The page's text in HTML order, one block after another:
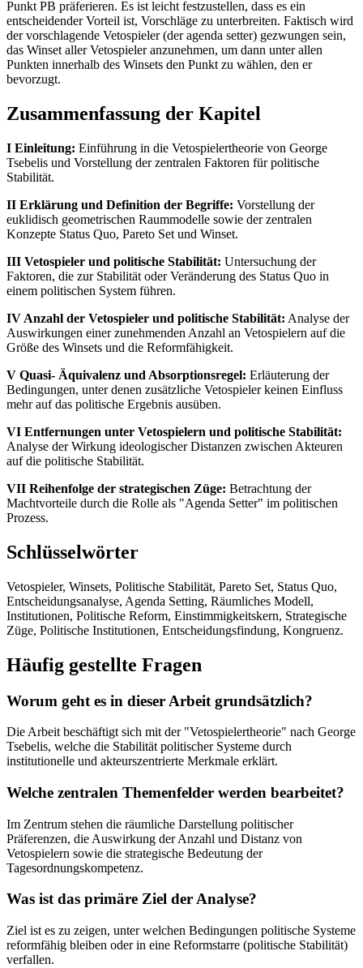
Punkt PB präferieren. Es ist leicht festzustellen, dass es ein
entscheidender Vorteil ist, Vorschläge zu unterbreiten. Faktisch wird
der vorschlagende Vetospieler (der agenda setter) gezwungen sein,
das Winset aller Vetospieler anzunehmen, um dann unter allen
Punkten innerhalb des Winsets den Punkt zu wählen, den er
bevorzugt.
Zusammenfassung der Kapitel
I Einleitung: Einführung in die Vetospielertheorie von George
Tsebelis und Vorstellung der zentralen Faktoren für politische
Stabilität.
II Erklärung und Definition der Begriffe: Vorstellung der
euklidisch geometrischen Raummodelle sowie der zentralen
Konzepte Status Quo, Pareto Set und Winset.
III Vetospieler und politische Stabilität: Untersuchung der
Faktoren, die zur Stabilität oder Veränderung des Status Quo in
einem politischen System führen.
IV Anzahl der Vetospieler und politische Stabilität: Analyse der
Auswirkungen einer zunehmenden Anzahl an Vetospielern auf die
Größe des Winsets und die Reformfähigkeit.
V Quasi- Äquivalenz und Absorptionsregel: Erläuterung der
Bedingungen, unter denen zusätzliche Vetospieler keinen Einfluss
mehr auf das politische Ergebnis ausüben.
VI Entfernungen unter Vetospielern und politische Stabilität:
Analyse der Wirkung ideologischer Distanzen zwischen Akteuren
auf die politische Stabilität.
VII Reihenfolge der strategischen Züge: Betrachtung der
Machtvorteile durch die Rolle als "Agenda Setter" im politischen
Prozess.
Schlüsselwörter
Vetospieler, Winsets, Politische Stabilität, Pareto Set, Status Quo,
Entscheidungsanalyse, Agenda Setting, Räumliches Modell,
Institutionen, Politische Reform, Einstimmigkeitskern, Strategische
Züge, Politische Institutionen, Entscheidungsfindung, Kongruenz.
Häufig gestellte Fragen
Worum geht es in dieser Arbeit grundsätzlich?
Die Arbeit beschäftigt sich mit der "Vetospielertheorie" nach George
Tsebelis, welche die Stabilität politischer Systeme durch
institutionelle und akteurszentrierte Merkmale erklärt.
Welche zentralen Themenfelder werden bearbeitet?
Im Zentrum stehen die räumliche Darstellung politischer
Präferenzen, die Auswirkung der Anzahl und Distanz von
Vetospielern sowie die strategische Bedeutung der
Tagesordnungskompetenz.
Was ist das primäre Ziel der Analyse?
Ziel ist es zu zeigen, unter welchen Bedingungen politische Systeme
reformfähig bleiben oder in eine Reformstarre (politische Stabilität)
verfallen.